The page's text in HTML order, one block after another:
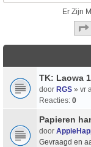
Er Zijn
TK: Laowa
door RGS » vr
Reacties: 0
Papieren
door
Gevraagd en